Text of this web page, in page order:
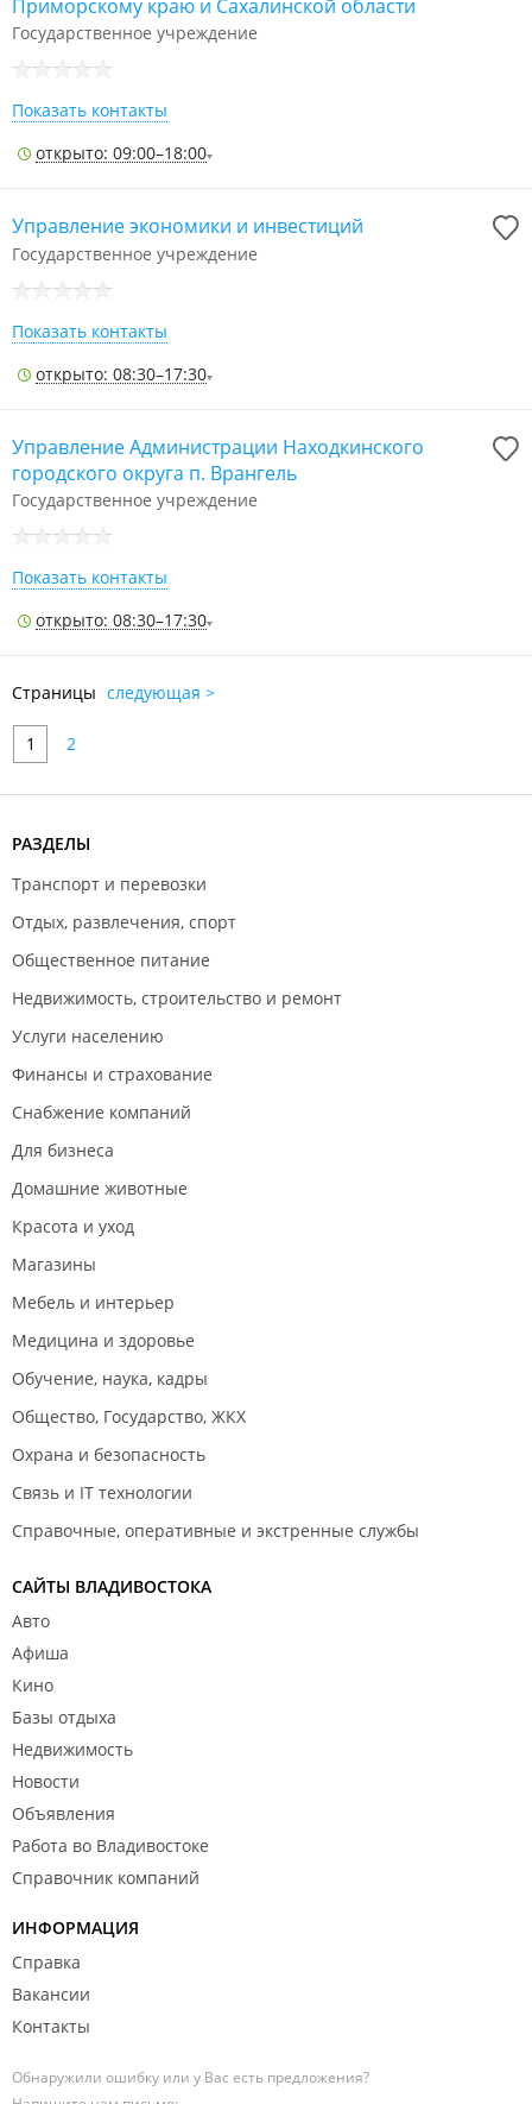
Приморскому краю и Сахалинской области
Государственное учреждение
Показать контакты
открыто: 09:00–18:00
Управление экономики и инвестиций
Государственное учреждение
Показать контакты
открыто: 08:30–17:30
Управление Администрации Находкинского
городского округа п. Врангель
Государственное учреждение
Показать контакты
открыто: 08:30–17:30
Страницы следующая >
1 2
РАЗДЕЛЫ
Транспорт и перевозки
Отдых, развлечения, спорт
Общественное питание
Недвижимость, строительство и ремонт
Услуги населению
Финансы и страхование
Снабжение компаний
Для бизнеса
Домашние животные
Красота и уход
Магазины
Мебель и интерьер
Медицина и здоровье
Обучение, наука, кадры
Общество, Государство, ЖКХ
Охрана и безопасность
Связь и IT технологии
Справочные, оперативные и экстренные службы
САЙТЫ ВЛАДИВОСТОКА
Авто
Афиша
Кино
Базы отдыха
Недвижимость
Новости
Объявления
Работа во Владивостоке
Справочник компаний
ИНФОРМАЦИЯ
Справка
Вакансии
Контакты
Обнаружили ошибку или у Вас есть предложения?